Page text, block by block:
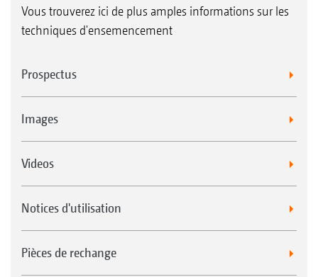
Vous trouverez ici de plus amples informations sur les
techniques d'ensemencement
Prospectus
Images
Videos
Notices d'utilisation
Pièces de rechange